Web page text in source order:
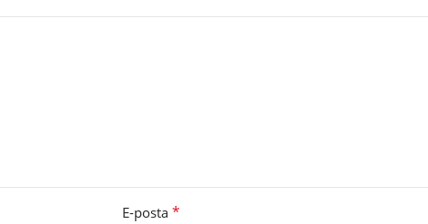
E-posta*